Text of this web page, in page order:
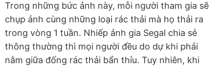
Trong những bức ảnh này, mỗi người tham gia sẽ
chụp ảnh cùng những loại rác thải mà họ thải ra
trong vòng 1 tuần. Nhiếp ảnh gia Segal chia sẻ
thông thường thì mọi người đều do dự khi phải
nằm giữa đống rác thải bẩn thỉu. Tuy nhiên, khi